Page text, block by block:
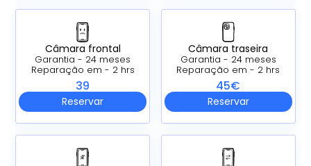
Câmara frontal
Garantia - 24 meses
Reparação em - 2 hrs
39
Reservar
Câmara traseira
Garantia - 24 meses
Reparação em - 2 hrs
45€
Reservar